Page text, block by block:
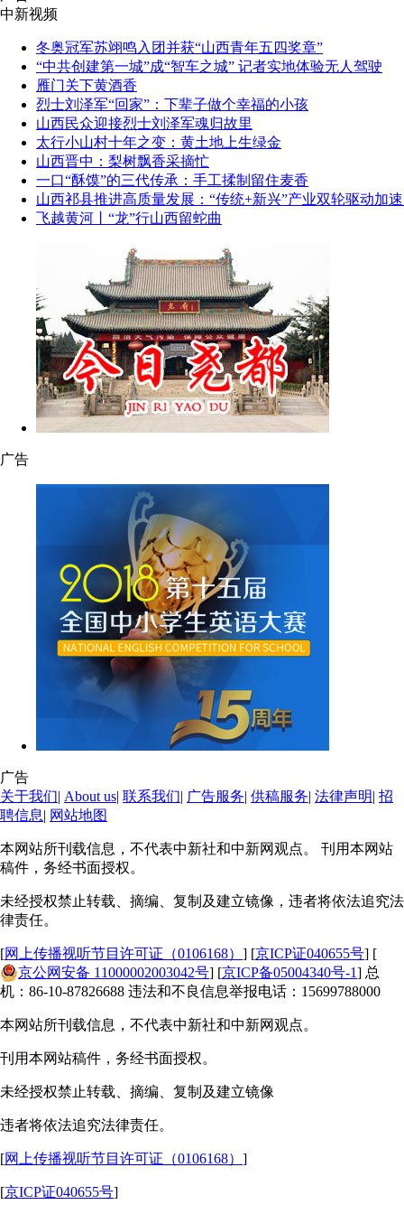
中新视频
冬奥冠军苏翊鸣入团并获“山西青年五四奖章”
“中共创建第一城”成“智车之城” 记者实地体验无人驾驶
雁门关下黄酒香
烈士刘泽军“回家”：下辈子做个幸福的小孩
山西民众迎接烈士刘泽军魂归故里
太行小山村十年之变：黄土地上生绿金
山西晋中：梨树飘香采摘忙
一口“酥馍”的三代传承：手工揉制留住麦香
山西祁县推进高质量发展：“传统+新兴”产业双轮驱动加
飞越黄河丨“龙”行山西留蛇曲
广告
广告
关于我们| About us| 联系我们| 广告服务| 供稿服务| 法律声明| 招
聘信息| 网站地图
本网站所刊载信息，不代表中新社和中新网观点。 刊用本网站
稿件，务经书面授权。
未经授权禁止转载、摘编、复制及建立镜像，违者将依法追究法
律责任。
[网上传播视听节目许可证（0106168） ] [京ICP证040655号] [
京公网安备 11000002003042号] [京ICP备05004340号-1] 总
机：86-10-87826688 违法和不良信息举报电话：15699788000
本网站所刊载信息，不代表中新社和中新网观点。
刊用本网站稿件，务经书面授权。
未经授权禁止转载、摘编、复制及建立镜像
违者将依法追究法律责任。
[网上传播视听节目许可证（0106168） ]
[京ICP证040655号]